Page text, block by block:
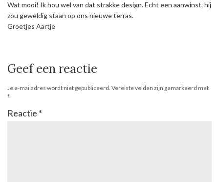
Wat mooi! Ik hou wel van dat strakke design. Echt een aanwinst, hij
zou geweldig staan op ons nieuwe terras.
Groetjes Aartje
Geef een reactie
Je e-mailadres wordt niet gepubliceerd. Vereiste velden zijn gemarkeerd met
*
Reactie *